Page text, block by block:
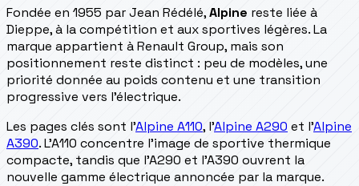
Fondée en 1955 par Jean Rédélé,Alpine reste liée à
Dieppe, à la compétition et aux sportives légères. La
marque appartient à Renault Group, mais son
positionnement reste distinct : peu de modèles, une
priorité donnée au poids contenu et une transition
progressive vers l'électrique.
Les pages clés sont l'Alpine A110, l'Alpine A290 et l'Alpine
A390. L'A110 concentre l'image de sportive thermique
compacte, tandis que l'A290 et l'A390 ouvrent la
nouvelle gamme électrique annoncée par la marque.